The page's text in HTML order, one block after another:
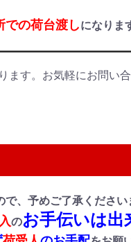
での荷台渡しになりま
ます。お気軽にお問い
で、予めご了承ください
のお手伝いは出